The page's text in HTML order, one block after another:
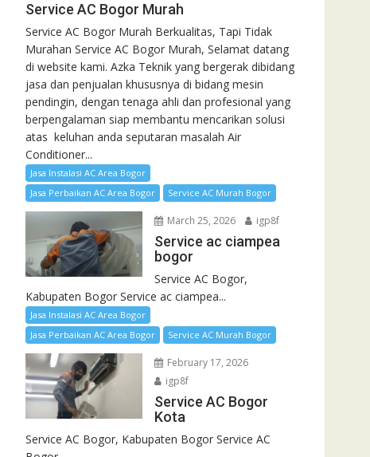
Service AC Bogor Murah
Service AC Bogor Murah Berkualitas, Tapi Tidak
Murahan Service AC Bogor Murah, Selamat datang
di website kami. Azka Teknik yang bergerak dibidang
jasa dan penjualan khususnya di bidang mesin
pendingin, dengan tenaga ahli dan profesional yang
berpengalaman siap membantu mencarikan solusi
atas keluhan anda seputaran masalah Air
Conditioner...
Jasa Instalasi AC Area Bogor
Jasa Perbaikan AC Area Bogor
Service AC Murah Bogor
March 25, 2026 igp8f
Service ac ciampea
bogor
Service AC Bogor,
Kabupaten Bogor Service ac ciampea...
Jasa Instalasi AC Area Bogor
Jasa Perbaikan AC Area Bogor
Service AC Murah Bogor
February 17, 2026
igp8f
Service AC Bogor
Kota
Service AC Bogor, Kabupaten Bogor Service AC